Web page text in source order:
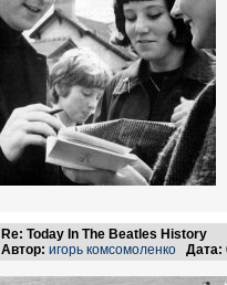
Re: Today In The Beatles History
Автор: игорь комсомоленко Дата: